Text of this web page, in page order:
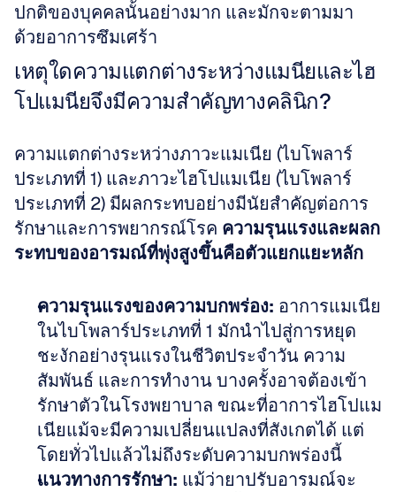
ปกติของบุคคลนั้นอย่างมาก และมักจะตามมา
ด้วยอาการซึมเศร้า
เหตุใดความแตกต่างระหว่างแมนียและไฮ
โปแมนียจึงมีความสำคัญทางคลินิก?
ความแตกต่างระหว่างภาวะแมเนีย (ไบโพลาร์
ประเภทที่ 1) และภาวะไฮโปแมเนีย (ไบโพลาร์
ประเภทที่ 2) มีผลกระทบอย่างมีนัยสำคัญต่อการ
รักษาและการพยากรณ์โรค ความรุนแรงและผลก
ระทบของอารมณ์ที่พุ่งสูงขึ้นคือตัวแยกแยะหลัก
ความรุนแรงของความบกพร่อง: อาการแมเนีย
ในไบโพลาร์ประเภทที่ 1 มักนำไปสู่การหยุด
ชะงักอย่างรุนแรงในชีวิตประจำวัน ความ
สัมพันธ์ และการทำงาน บางครั้งอาจต้องเข้า
รักษาตัวในโรงพยาบาล ขณะที่อาการไฮโปแม
เนียแม้จะมีความเปลี่ยนแปลงที่สังเกตได้ แต่
โดยทั่วไปแล้วไม่ถึงระดับความบกพร่องนี้
แนวทางการรักษา: แม้ว่ายาปรับอารมณ์จะ